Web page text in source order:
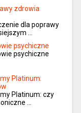
zdrowia
dla poprawy
…
psychiczne
psychiczne
Platinum:
Platinum: czy
…